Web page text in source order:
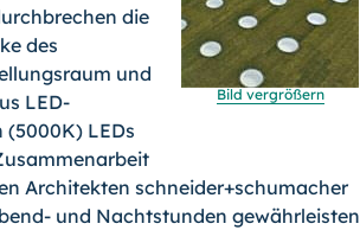
Bild vergrößern
die
des
und
LED-
LEDs
Architekten schneider+schumacher
und Nachtstunden ge­währleisten